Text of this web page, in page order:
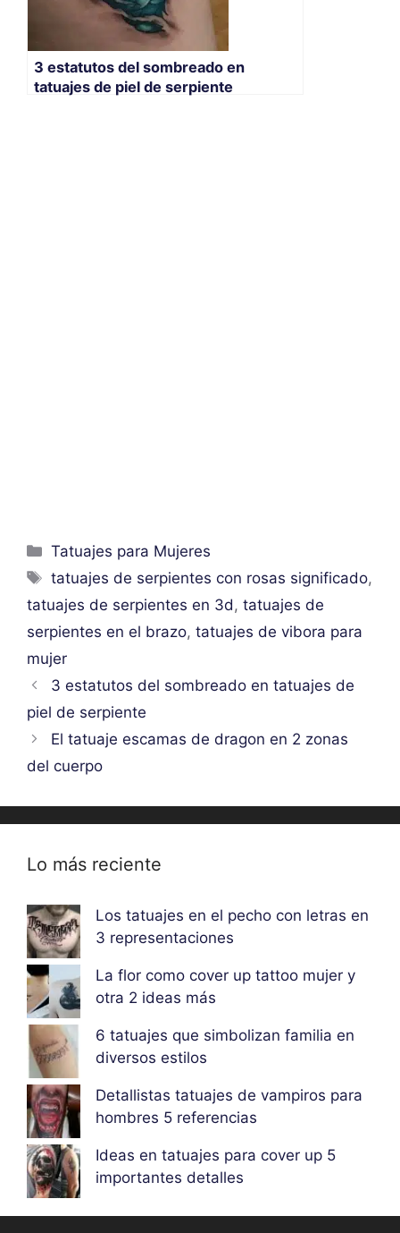
3 estatutos del sombreado en
tatuajes de piel de serpiente
Categorías
Tatuajes para Mujeres
Etiquetas
tatuajes de serpientes con rosas significado,
tatuajes de serpientes en 3d, tatuajes de
serpientes en el brazo, tatuajes de vibora para
mujer
3 estatutos del sombreado en tatuajes de
piel de serpiente
El tatuaje escamas de dragon en 2 zonas
del cuerpo
Lo más reciente
Los tatuajes en el pecho con letras en
3 representaciones
La flor como cover up tattoo mujer y
otra 2 ideas más
6 tatuajes que simbolizan familia en
diversos estilos
Detallistas tatuajes de vampiros para
hombres 5 referencias
Ideas en tatuajes para cover up 5
importantes detalles